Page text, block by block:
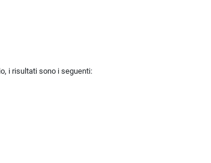
i risultati sono i seguenti: